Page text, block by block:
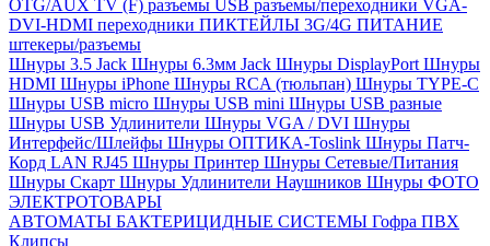
OTG/AUX TV (F) разъемы USB разъемы/переходники VGA-
DVI-HDMI переходники ПИКТЕЙЛЫ 3G/4G ПИТАНИЕ
штекеры/разъемы
Шнуры 3.5 Jack Шнуры 6.3мм Jack Шнуры DisplayPort Шнуры
HDMI Шнуры iPhone Шнуры RCA (тюльпан) Шнуры TYPE-C
Шнуры USB micro Шнуры USB mini Шнуры USB разные
Шнуры USB Удлинители Шнуры VGA / DVI Шнуры
Интерфейс/Шлейфы Шнуры ОПТИКА-Toslink Шнуры Патч-
Корд LAN RJ45 Шнуры Принтер Шнуры Сетевые/Питания
Шнуры Скарт Шнуры Удлинители Наушников Шнуры ФОТО
ЭЛЕКТРОТОВАРЫ
АВТОМАТЫ БАКТЕРИЦИДНЫЕ СИСТЕМЫ Гофра ПВХ
Клипсы